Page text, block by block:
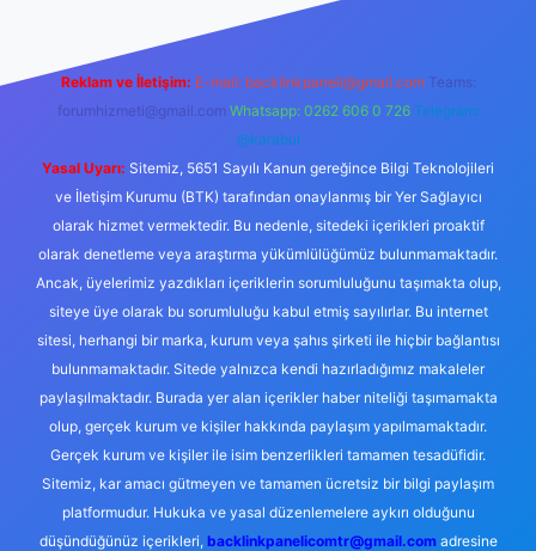
Reklam ve İletişim: E-mail: backlinkpaneli@gmail.com Teams:
forumhizmeti@gmail.com Whatsapp: 0262 606 0 726 Telegram:
@karabul
Yasal Uyarı: Sitemiz, 5651 Sayılı Kanun gereğince Bilgi Teknolojileri
ve İletişim Kurumu (BTK) tarafından onaylanmış bir Yer Sağlayıcı
olarak hizmet vermektedir. Bu nedenle, sitedeki içerikleri proaktif
olarak denetleme veya araştırma yükümlülüğümüz bulunmamaktadır.
Ancak, üyelerimiz yazdıkları içeriklerin sorumluluğunu taşımakta olup,
siteye üye olarak bu sorumluluğu kabul etmiş sayılırlar. Bu internet
sitesi, herhangi bir marka, kurum veya şahıs şirketi ile hiçbir bağlantısı
bulunmamaktadır. Sitede yalnızca kendi hazırladığımız makaleler
paylaşılmaktadır. Burada yer alan içerikler haber niteliği taşımamakta
olup, gerçek kurum ve kişiler hakkında paylaşım yapılmamaktadır.
Gerçek kurum ve kişiler ile isim benzerlikleri tamamen tesadüfidir.
Sitemiz, kar amacı gütmeyen ve tamamen ücretsiz bir bilgi paylaşım
platformudur. Hukuka ve yasal düzenlemelere aykırı olduğunu
düşündüğünüz içerikleri, backlinkpanelicomtr@gmail.comadresine